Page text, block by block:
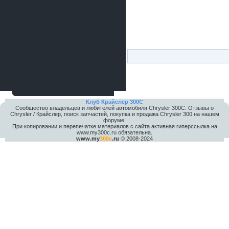
Клуб Крайслер 300C
Сообщество владельцев и любителей автомобиля Chrysler 300С. Отзывы о
Chrysler / Крайслер, поиск запчастей, покупка и продажа Chrysler 300 на нашем
форуме.
При копировании и перепечатке материалов с сайта активная гиперссылка на
www.my300c.ru обязательна.
www.my300c.ru © 2008-2024